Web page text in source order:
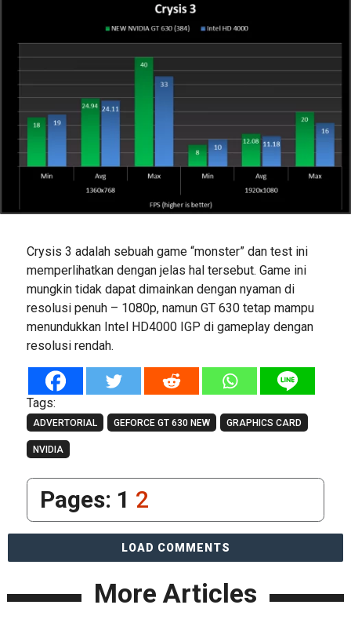
Crysis 3 adalah sebuah game “monster” dan test ini
memperlihatkan dengan jelas hal tersebut. Game ini
mungkin tidak dapat dimainkan dengan nyaman di
resolusi penuh – 1080p, namun GT 630 tetap mampu
menundukkan Intel HD4000 IGP di gameplay dengan
resolusi rendah.
Tags:
ADVERTORIAL GEFORCE GT 630 NEW GRAPHICS CARD
NVIDIA
Pages: 1 2
LOAD COMMENTS
More Articles